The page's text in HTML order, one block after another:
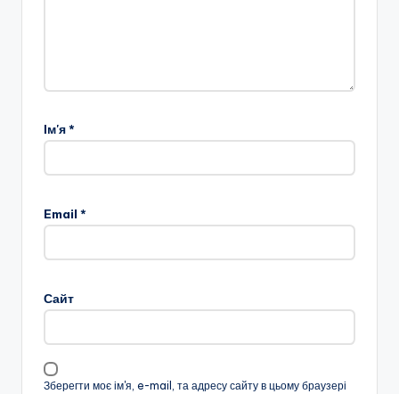
Ім'я*
Email *
Сайт
Зберегти моє ім'я, e-mail, та адресу сайту в цьому браузері